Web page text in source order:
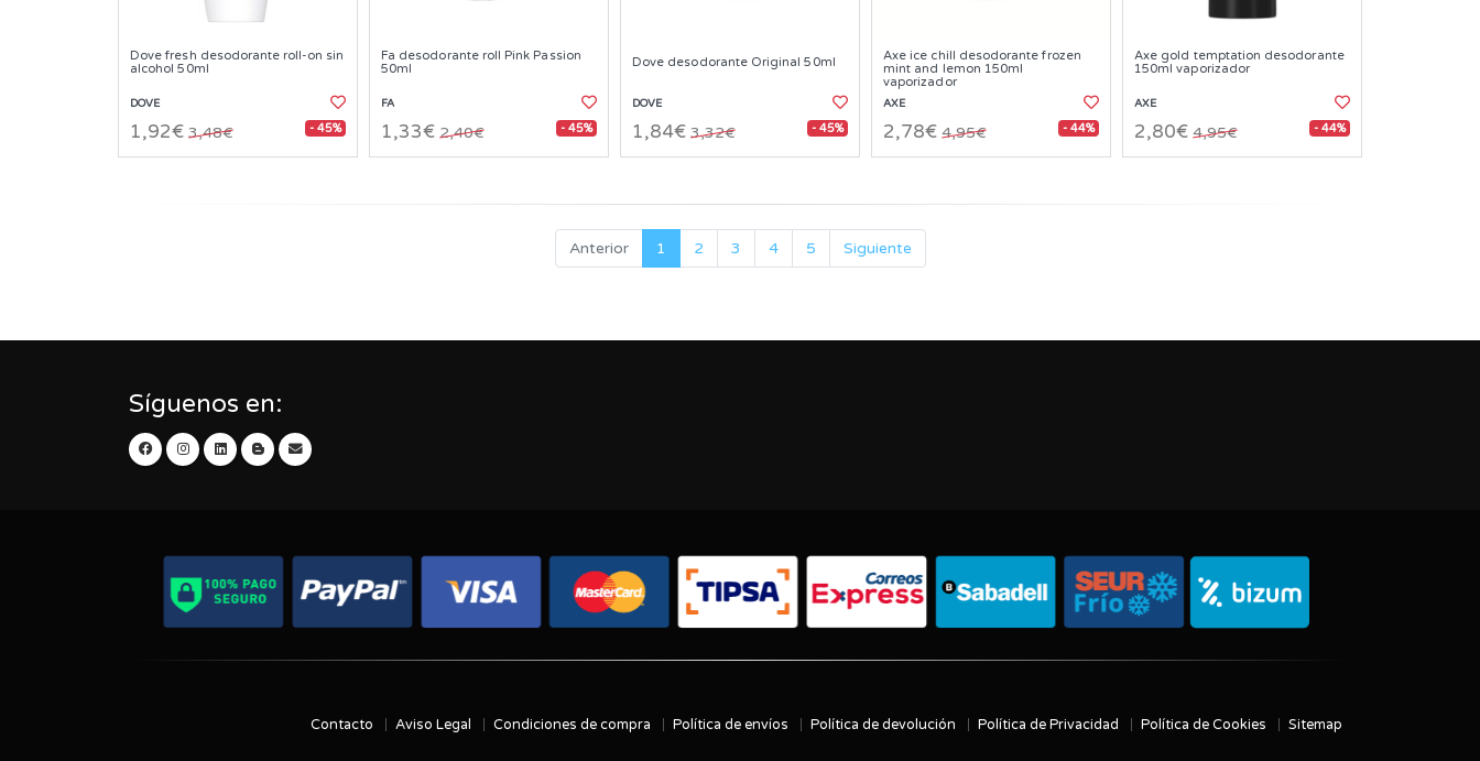
Dove fresh desodorante roll-on sin
alcohol 50ml
DOVE
1,92€ 3,48€ - 45%
Fa desodorante roll Pink Passion
50ml
FA
1,33€ 2,40€ - 45%
Dove desodorante Original 50ml
DOVE
1,84€ 3,32€ - 45%
Axe ice chill desodorante frozen
mint and lemon 150ml
vaporizador
AXE
2,78€ 4,95€ - 44%
Axe gold temptation desodorante
150ml vaporizador
AXE
2,80€ 4,95€ - 44%
Anterior 1 2 3 4 5 Siguiente
Síguenos en:
Contacto Aviso Legal Condiciones de compra Política de envíos Política de devolución Política de Privacidad Política de Cookies Sitemap